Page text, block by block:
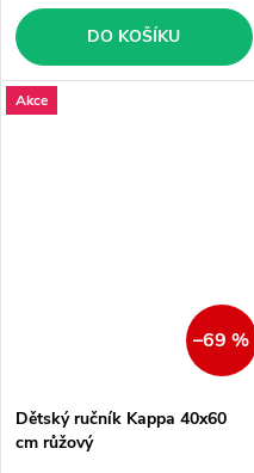
DO KOŠÍKU
Akce
–69 %
Dětský ručník Kappa 40x60
cm růžový